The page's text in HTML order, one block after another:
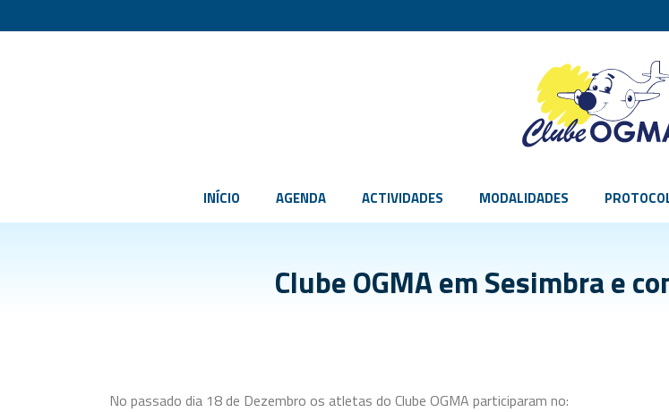
INÍCIO AGENDA ACTIVIDADES MODALIDADES
Clube OGMA em Sesimbra e
No passado dia 18 de Dezembro os atletas do Clube OGMA participaram no: